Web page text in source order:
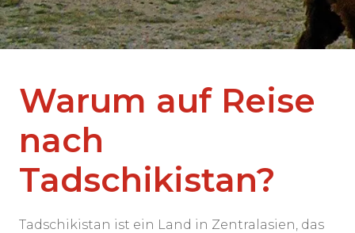
Warum auf Reise
nach
Tadschikistan?
Tadschikistan ist ein Land in Zentralasien, das